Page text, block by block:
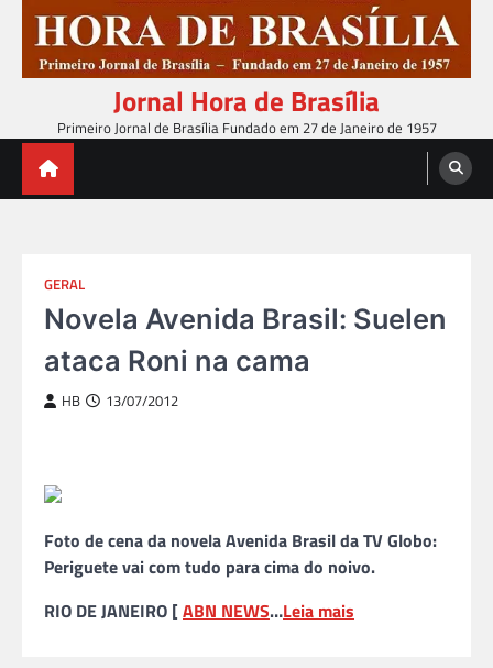
content
Jornal Hora de Brasília
Primeiro Jornal de Brasília Fundado em 27 de Janeiro de 1957
GERAL
Novela Avenida Brasil: Suelen
ataca Roni na cama
HB 13/07/2012
Foto de cena da novela Avenida Brasil da TV Globo:
Periguete vai com tudo para cima do noivo.
RIO DE JANEIRO [ABN NEWS…Leia mais